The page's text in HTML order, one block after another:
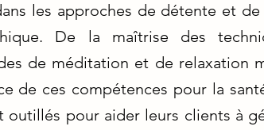
les approches de détente et
De la maîtrise des
de méditation et de relaxation
de ces compétences pour la
outillés pour aider leurs clients à